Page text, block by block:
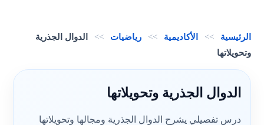
الرئيسية >> الأكاديمية >> رياضيات >>
الدوال الجذرية
وتحويلاتها
الدوال الجذرية وتحويلاتها
درس تفصيلي يشرح الدوال الجذرية ومجالها وتحويلاتها